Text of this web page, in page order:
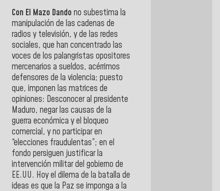
Con El Mazo Dando no subestima la
manipulación de las cadenas de
radios y televisión, y de las redes
sociales, que han concentrado las
voces de los palangristas opositores
mercenarios a sueldos, acérrimos
defensores de la violencia; puesto
que, imponen las matrices de
opiniones: Desconocer al presidente
Maduro, negar las causas de la
guerra económica y el bloqueo
comercial, y no participar en
“elecciones fraudulentas”; en el
fondo persiguen justificar la
intervención militar del gobierno de
EE.UU. Hoy el dilema de la batalla de
ideas es que la Paz se imponga a la